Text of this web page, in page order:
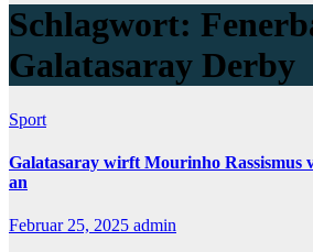
Schlagwort:
Galatasaray Derby
Sport
Galatasaray wirft Mourinho Rassismus
an
Februar 25, 2025 admin